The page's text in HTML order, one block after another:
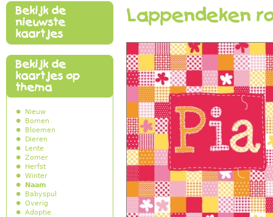
Lappendeken
main menu
Bekijk de
nieuwste
kaartjes
Bekijk de
kaartjes op
thema
Nieuw
Bomen
Bloemen
Dieren
Lente
Zomer
Herfst
Winter
Naam
Babyspul
Overig
Adoptie